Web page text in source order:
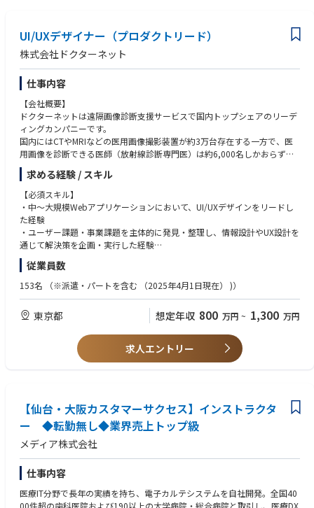
・監視ルールや運用プロセスの継続的な見直し
・必要に応じた外部ベンダー・専門事業者の評価および管理
■IT全般統制・リスク管理の推進
・新規システムに対する統制活動の検討・整備（ISO27017に準拠した統
制活動整備）
・統制上の課題に対する改善計画の策定・推進
・統制活動を通じて開発・インフラ部門と協働しセキュリティ対応などの
改善活動推進
・規程・ルールと実際の業務プロセスとの整合性確認
・統制活動の実施状況や改善状況のモニタリング
・経営層・関係部門へのリスクおよび進捗の報告
■組織定着・継続的改善
・各種統制体制の活動状況、課題、成果のモニタリング
・必要に応じた活動指標、リスク指標、改善指標等の設計
・定例会議および課題管理の運営
・各部門の実務負担や運用状況を踏まえたプロセス改善
・組織変更、新システム導入、新サービス開始等に伴う統制の見直し
・社内への情報発信、研修、啓発活動
・関係部門のメンバーが自律的に活動できるための支援
■将来的に期待する業務
・全社のIT統制・情報セキュリティ方針および中期計画の策定
・ITリスクの優先順位付けと対応計画の統括
・ISMS、CSIRT、SOC等の活動を横断したマネジメント
・経営層への定期的なリスク報告と改善提案
・チームおよび組織のマネジメント
【本ポジションの魅力】
■医療を支えるサービスの信頼性と継続性に直接貢献できる
当社は、医療に関わる情報やシステムを取り扱い、医療現場を支えるサー
ビスを提供しています。
情報セキュリティやIT統制は、規程への適合や監査対応だけを目的とする
ものではありません。システムとサービスを安定して提供し、医療機関や
※将来的には業務改革、システム企画、IT戦略等のIT企画領域にも担当範
囲を広げていただく可能性があります。特定の業務領域に範囲を限定せ
ず、IT企画・IT統制の双方に関心を持ってキャリアを広げたい方を想定し
ています。
・社内のIT統制活動に関するスケジュール・進捗管理
・システムの開発、変更、運用、アクセス管理等に関する実施状況の確認
・必要に応じた各部門・システム担当者へのヒアリング
・必要な証跡・記録・資料の収集および整理
・統制上の課題や未対応事項の一覧化
・改善事項の進捗確認および関係者へのフォロー
・統制活動に使用するチェックリスト、様式、手順等の整備・更新
・統制活動の結果や課題に関する報告資料の作成支援
■情報セキュリティマネジメントシステム（ISMS）および個人情報保護マ
ネジメントシステム（PMS）に関する業務支援
・社内規程、手順、ガイドライン等の整備・更新
・情報資産、システム、利用サービス等に関する管理台帳の整備
・各部門における情報管理状況の確認
・情報セキュリティリスクの洗い出し・評価に関する支援
・リスク対応策や改善計画の進捗確認
・情報セキュリティ教育・啓発施策の企画・運営支援
・社内から寄せられる情報セキュリティに関する相談への一次対応
・ISMS、PMS等のマネジメントシステム運営に関する業務支援
・上記各種に関わるドキュメントや記録類の作成
・インシデント対応記録、経緯、影響、対応内容等の整理
・対応完了後の振り返りおよび再発防止策の進捗確認
・インシデント対応手順、連絡先、記録様式等の整備
・セキュリティインシデント対応訓練の準備・運営支援
・インシデントや訓練で得られた課題の整理の支援
■セキュリティ監視・リスク管理に関する業務支援
・セキュリティ監視に関する定例レポートやアラート情報の確認
・基本情報技術者試験、情報セキュリティマネジメント試験等のIT関連資
格
【求める人物像】
■ITの知識を、組織や事業の課題解決に活かしたい方
技術やシステムそのものだけでなく、それらが実際の業務やサービスの中
でどのように使われ、どのような価値やリスクを生んでいるのかに関心を
持てる方を求めています。
■正確さと改善意識の両方を持って業務に取り組める方
統制業務では、決められた内容を正確に確認・記録することが重要です。
一方で、決められた作業を繰り返すだけではなく、「この方法で目的を達
方を求めています。
■関係者の立場を理解してコミュニケーションできる方
ルールを一方的に伝えるのではなく、各部門の業務や制約を理解し、なぜ
対応が必要なのかを相手に合わせて説明できる方を求めています。
■地道な業務にも責任を持って取り組める方
管理台帳の更新、記録の確認、課題のフォローなど、統制の基盤を支える
継続的な業務にも、目的意識と責任感を持って取り組める方を歓迎しま
す。
■専門性を軸に、隣接領域へ役割を広げられる方
IT企画とIT統制を別々の領域として切り離すのではなく、事業や組織の課
題に応じて双方の視点を行き来しながら、担当範囲を柔軟に広げられる方
UI/UXデザイナー（プロダクトリード）
株式会社ドクターネット
仕事内容
【会社概要】
ドクターネットは遠隔画像診断支援サービスで国内トップシェアのリーデ
ィングカンパニーです。
国内にはCTやMRIなどの医用画像撮影装置が約3万台存在する一方で、医
用画像を診断できる医師（放射線診断専門医）は約6,000名しかおらず、
適切な診断が迅速に届く症例は全体の3割程度にとどまっています。
また、地域によっては専門医がいないなどの医療格差があるのが実情で、
今や遠隔画像診断は医療インフラとなっております。
当社は1日あたり10,000症例（320万症例/年）の依頼に対応する日本最大
の画像診断拠点となっており、このシステムを正常に稼働させ続けること
が多くの患者様に適切な医療をスピーディーにお届けすることに直結して
「世界の医療を支える目になる」を企業理念に、医療をテクノロジーによ
り支えるため、AIなど最先端テクノロジーへの投資も積極的に行い、医療
ユーザーの課題や要求の可視化や整理から解決案を考え、プロトタイピン
グ、最終的なUIデザインの落とし込みまで一気通貫で担当いただきます。
推進
・ユーザーインタビュー、ユーザビリティテストなどのUXリサーチ実施
・プロトタイピングおよびUIデザイン作成
・複数プロダクト横断でのUX向上・体験設計
【職務内容】
・デザインガイドラインおよびデザインプロセスの構築
・経営層やPMとの要件定義・意思決定支援
求める経験 / スキル
【必須スキル】
・中〜大規模Webアプリケーションにおいて、UI/UXデザインをリードし
た経験
・ユーザー課題・事業課題を主体的に発見・整理し、情報設計やUX設計を
通じて解決策を企画・実行した経験
・デザインの目的や意思決定の根拠を言語化し、関係者に説明・合意形成
できるスキル
・ユーザーリサーチやデータ分析を活用した課題発見・仮説検証の経験
【歓迎スキル】
・ピープルマネジメント経験
・デザイン組織の立ち上げ・運営経験
・デザインシステムの構築・運用経験
・デザイン戦略またはプロダクト戦略の立案・実行経験
【求める人物像】
・社会インフラである医療領域でのDXに社会貢献性を感じて頂ける方
・受け身ではなくユーザーファーストで提案型の開発ができる方
・向上心を持ち新しい領域にチャレンジし続けられる方
・効率性を重視し課題ベースで改善を続けられる方
・他部署との関係性やチームワークを大切にできる方
従業員数
153名 （※派遣・パートを含む （2025年4⽉1⽇現在） )）
東京都 想定年収 800 万円 ~ 1,300 万円
求人エントリー
【仙台・大阪カスタマーサクセス】インストラクタ
ー ◆転勤無し◆業界売上トップ級
メディア株式会社
仕事内容
医療IT分野で⾧年の実績を持ち、電子カルテシステムを自社開発。全国40